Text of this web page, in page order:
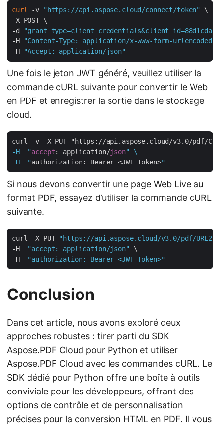
curl -v "https://api.aspose.cloud/connect/token"
\
-X POST \
-d
"grant_type=client_credentials&client_id=88d1cda8-
-H
"Content-Type: application/x-www-form-urlencoded"
-H
"Accept: application/json"
Une fois le jeton JWT généré, veuillez utiliser la
commande cURL suivante pour convertir le Web
en PDF et enregistrer la sortie dans le stockage
cloud.
curl -v -X PUT "https://api.aspose.cloud/v3.0/pdf/
-H  "accept : application/json" \
-H  "authorization: Bearer <JWT Token>
Si nous devons convertir une page Web Live au
format PDF, essayez d’utiliser la commande cURL
suivante.
curl -X PUT
"https://api.aspose.cloud/v3.0/pdf/
-H
"accept: application/json"
\
-H
"authorization: Bearer <JWT Token>"
Conclusion
Dans cet article, nous avons exploré deux
approches robustes : tirer parti du SDK
Aspose.PDF Cloud pour Python et utiliser
Aspose.PDF Cloud avec les commandes cURL. Le
SDK dédié pour Python offre une boîte à outils
conviviale pour les développeurs, offrant des
options de contrôle et de personnalisation
précises pour la conversion HTML en PDF. Il vous